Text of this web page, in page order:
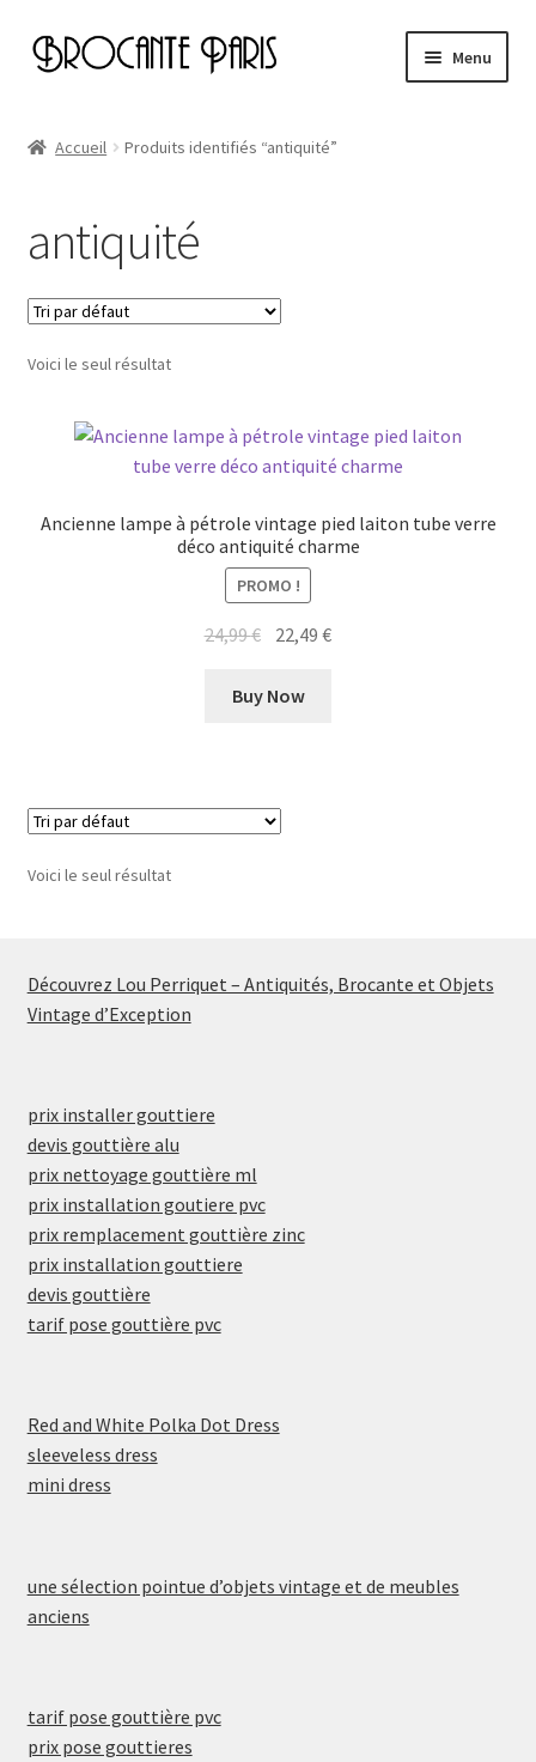
Aller
navigation
Aller
au
Menu
Checkout
My account
Page d’exemple
Accueil Produits identifiés “antiquité”
antiquité
Voici le seul résultat
Ancienne lampe à pétrole vintage pied laiton tube verre
déco antiquité charme
PROMO !
24,99€ Le
initial
22,49€Le
Buy Now
Voici le seul résultat
Découvrez Lou Perriquet – Antiquités, Brocante et Objets
Vintage d’Exception
prix installer gouttiere
devis gouttière alu
prix nettoyage gouttière ml
prix installation goutiere pvc
prix remplacement gouttière zinc
prix installation gouttiere
devis gouttière
tarif pose gouttière pvc
Red and White Polka Dot Dress
sleeveless dress
mini dress
une sélection pointue d’objets vintage et de meubles
anciens
tarif pose gouttière pvc
prix pose gouttieres